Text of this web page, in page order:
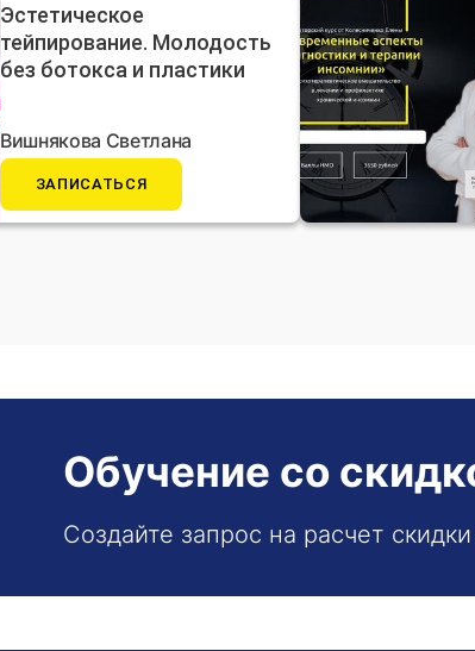
Эстетическое
тейпирование. Молодость
без ботокса и пластики
Вишнякова Светлана
ЗАПИСАТЬСЯ
Обучение со
Создайте запрос на расчет